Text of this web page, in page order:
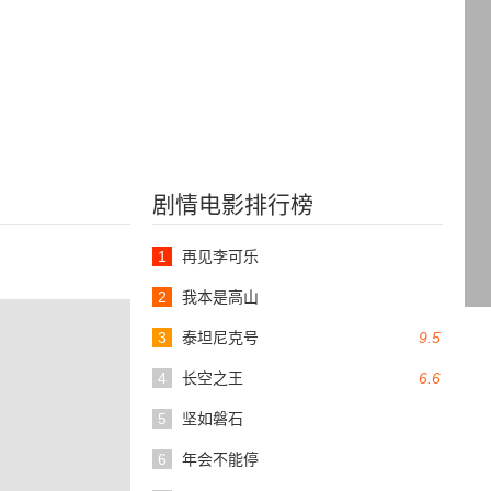
剧情电影排行榜
1 再见李可乐
2 我本是高山
9.5
3 泰坦尼克号
6.6
4 长空之王
5 坚如磐石
6 年会不能停